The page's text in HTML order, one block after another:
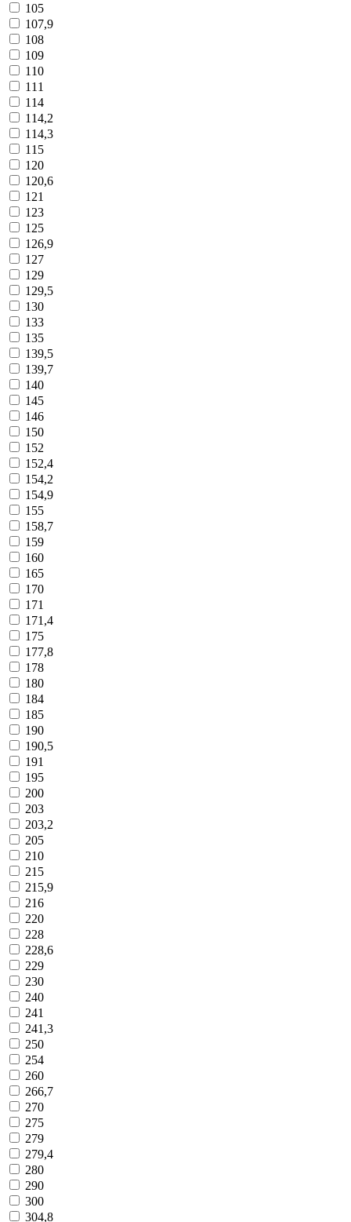
105
107,9
108
109
110
111
114
114,2
114,3
115
120
120,6
121
123
125
126,9
127
129
129,5
130
133
135
139,5
139,7
140
145
146
150
152
152,4
154,2
154,9
155
158,7
159
160
165
170
171
171,4
175
177,8
178
180
184
185
190
190,5
191
195
200
203
203,2
205
210
215
215,9
216
220
228
228,6
229
230
240
241
241,3
250
254
260
266,7
270
275
279
279,4
280
290
300
304,8